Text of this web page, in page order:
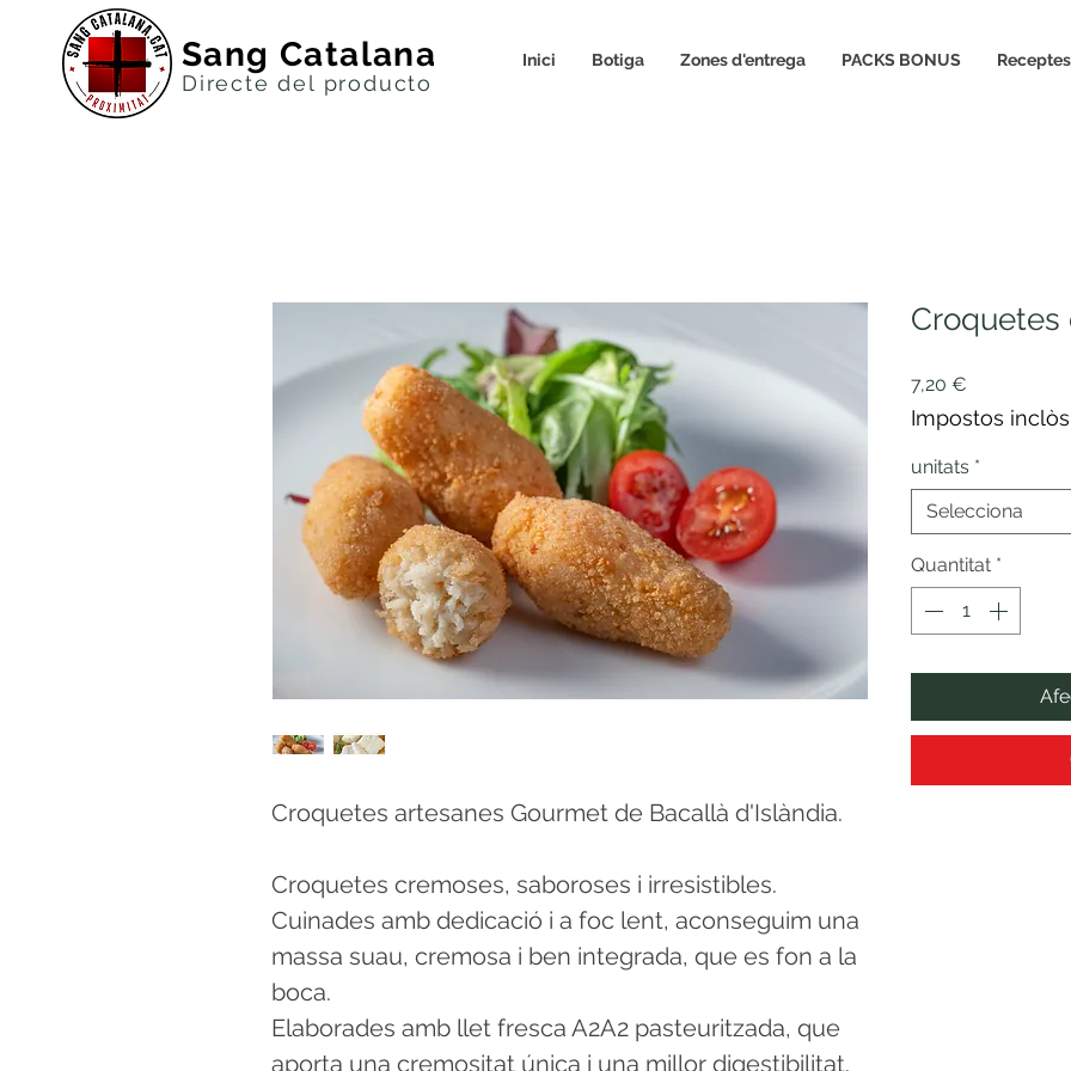
Sang Catalana
Directe del productor
Inici Botiga Zones d'entrega PACKS BONUS Receptes
Croquetes artesanes Gourmet de Bacallà d'Islàndia.
Croquetes cremoses, saboroses i irresistibles.
Cuinades amb dedicació i a foc lent, aconseguim una
massa suau, cremosa i ben integrada, que es fon a la
boca.
Elaborades amb llet fresca A2A2 pasteuritzada, que
aporta una cremositat única i una millor digestibilitat.
Croquetes
7,20 €
Impostos inclòs
unitats *
Selecciona
Quantitat *